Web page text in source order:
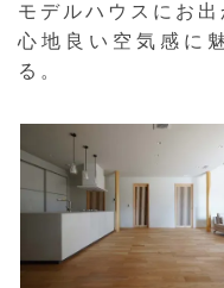
モデルハウスにお
心地良い空気感に
る。